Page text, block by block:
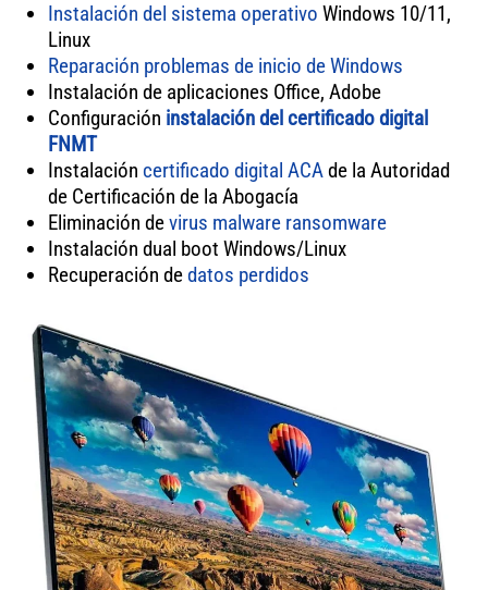
Instalación del sistema operativo Windows 10/11,
Linux
Reparación problemas de inicio de Windows
Instalación de aplicaciones Office, Adobe
Configuración instalación del certificado digital
FNMT
Instalación certificado digital ACAde la Autoridad
de Certificación de la Abogacía
Eliminación devirus malware ransomware
Instalación dual boot Windows/Linux
Recuperación dedatos perdidos